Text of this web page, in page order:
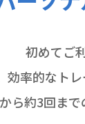
初めてご
率的なト
ら約3回まで